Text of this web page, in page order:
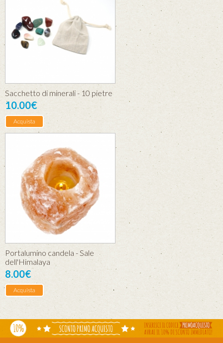
Sacchetto di minerali - 10 pietre
10.00€
Acquista
Portalumino candela - Sale
dell'Himalaya
8.00€
Acquista